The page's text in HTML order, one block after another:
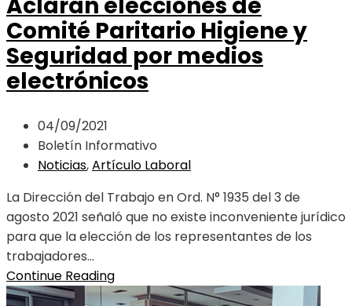
Comité Paritario Higiene y
Seguridad por medios
electrónicos
04/09/2021
Boletín Informativo
Noticias,Artículo Laboral
La Dirección del Trabajo en Ord. N° 1935 del 3 de
agosto 2021 señaló que no existe inconveniente jurídico
para que la elección de los representantes de los
trabajadores...
Continue Reading